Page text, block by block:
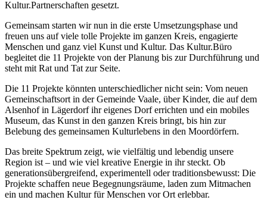
Kultur.Partnerschaften gesetzt.
Gemeinsam starten wir nun in die erste Umsetzungsphase und
freuen uns auf viele tolle Projekte im ganzen Kreis, engagierte
Menschen und ganz viel Kunst und Kultur. Das Kultur.Büro
begleitet die 11 Projekte von der Planung bis zur Durchführung und
steht mit Rat und Tat zur Seite.
Die 11 Projekte könnten unterschiedlicher nicht sein: Vom neuen
Gemeinschaftsort in der Gemeinde Vaale, über Kinder, die auf dem
Alsenhof in Lägerdorf ihr eigenes Dorf errichten und ein mobiles
Museum, das Kunst in den ganzen Kreis bringt, bis hin zur
Belebung des gemeinsamen Kulturlebens in den Moordörfern.
Das breite Spektrum zeigt, wie vielfältig und lebendig unsere
Region ist – und wie viel kreative Energie in ihr steckt. Ob
generationsübergreifend, experimentell oder traditionsbewusst: Die
Projekte schaffen neue Begegnungsräume, laden zum Mitmachen
ein und machen Kultur für Menschen vor Ort erlebbar.